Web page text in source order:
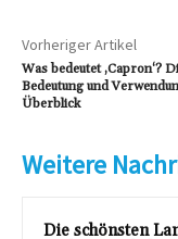
Vorheriger Artikel
Was bedeutet ‚Capron‘?
Bedeutung und
Überblick
Weitere
Die schönsten